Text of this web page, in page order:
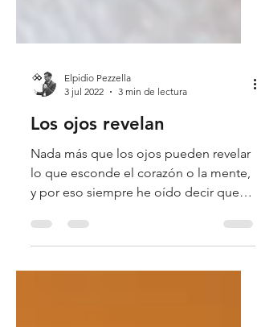
Elpidio Pezzella
3 min de lectura
Los ojos revelan
Nada más que los ojos pueden revelar
lo que esconde el corazón o la mente,
los ojos son el espejo del...